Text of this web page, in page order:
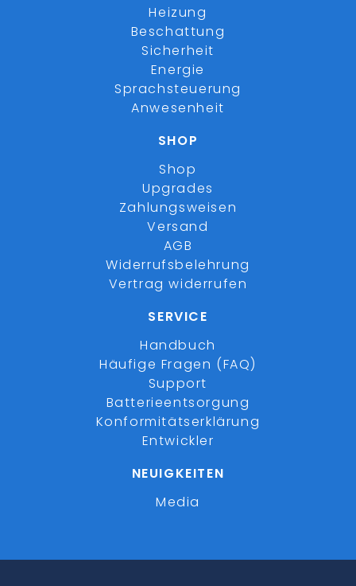
Heizung
Beschattung
Sicherheit
Energie
Sprachsteuerung
Anwesenheit
SHOP
Shop
Upgrades
Zahlungsweisen
Versand
AGB
Widerrufsbelehrung
Vertrag widerrufen
SERVICE
Handbuch
Häufige Fragen (FAQ)
Support
Batterieentsorgung
Konformitätserklärung
Entwickler
NEUIGKEITEN
Media